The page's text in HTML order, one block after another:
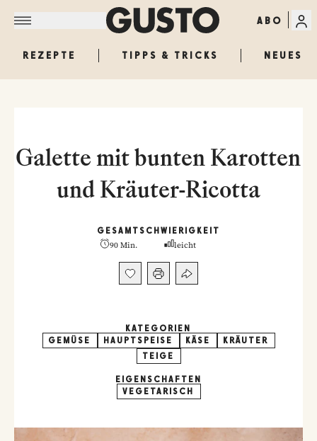
ABO
REZEPTE TIPPS & TRICKS NEUES
Galette mit bunten Karotten
und Kräuter-Ricotta
GESAMT
90 Min.
SCHWIERIGKEIT
leicht
KATEGORIEN
GEMÜSE
HAUPTSPEISE KÄSE
KRÄUTER
TEIGE
EIGENSCHAFTEN
VEGETARISCH